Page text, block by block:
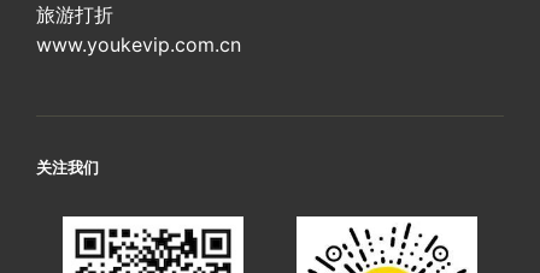
旅游打折
www.youkevip.com.cn
关注我们